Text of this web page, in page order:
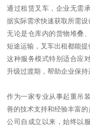
通过租赁叉车，企业无需
据实际需求快速获取所需设
无论是仓库内的货物堆叠
短途运输，叉车出租都能提
这种服务模式特别适合应
升级过渡期，帮助企业保持
作为一家专业从事起重吊
善的技术支持和经验丰富的
公司自成立以来，始终以